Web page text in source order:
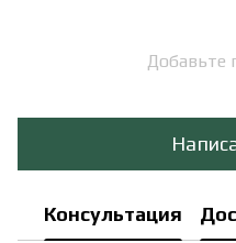
Добавьте
Консультация